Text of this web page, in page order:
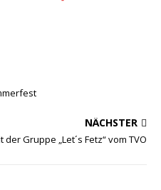
NÄCHSTER
Gruppe „Let´s Fetz“ vom TVO